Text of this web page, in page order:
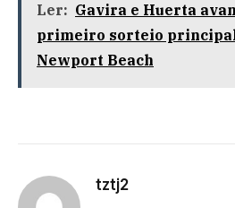
Ler: Gavira e Huerta
primeiro sorteio
Newport Beach
tztj2